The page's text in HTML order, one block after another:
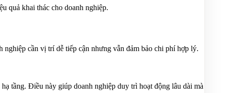
quả khai thác cho doanh nghiệp.
cần vị trí dễ tiếp cận nhưng vẫn đảm bảo chi phí hợp lý.
tầng. Điều này giúp doanh nghiệp duy trì hoạt động lâu dài mà